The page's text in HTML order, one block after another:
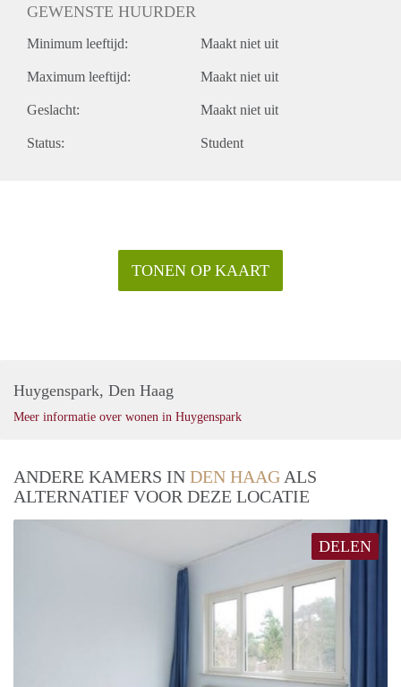
GEWENSTE HUURDER
Minimum leeftijd: Maakt niet uit
Maximum leeftijd: Maakt niet uit
Geslacht: Maakt niet uit
Status: Student
TONEN OP KAART
Huygenspark, Den Haag
Meer informatie over wonen in Huygenspark
ANDERE KAMERS IN DEN HAAG ALS
ALTERNATIEF VOOR DEZE LOCATIE
DELEN